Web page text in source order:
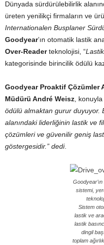
Dünyada sürdürülebilirlik
üreten yenilikçi firmaların ve
Internationalen Busplaner
Goodyear’ın otomatik lastik
Over-Readerteknolojisi, “
kategorisinde birincilik ödülü
Goodyear Proaktif Çözümler
Müdürü André Weisz ,
ödülü almaktan gurur duyuyor.
alanındaki liderliğinin lastik ve
çözümleri ve güvenilir geniş
göstergesidir.” dedi.
sistemi,
Sistem
lastik ve
lastik
dingil
toplam